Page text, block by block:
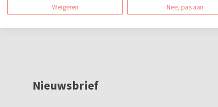
Nieuwsbrief
Weigeren Nee, pas aan